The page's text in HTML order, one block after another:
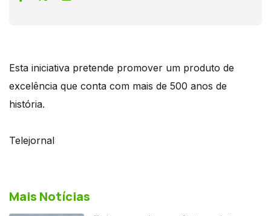
Esta iniciativa pretende promover um produto de
excelência que conta com mais de 500 anos de
história.
Telejornal
Mais Notícias